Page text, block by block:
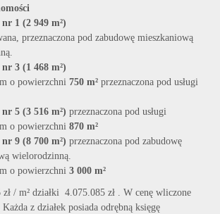
nr 1 (2 949 m²)
przeznaczona pod zabudowę mieszkaniową
nr 3 (1 468 m²)
o powierzchni 750 m² przeznaczona pod usługi
nr 5 (3 516 m²) przeznaczona pod usługi
o powierzchni 870 m²
nr 9 (8 700 m²) przeznaczona pod zabudowę
wielorodzinną.
o powierzchni 3 000 m²
/ m² działki 4.075.085 zł . W cenę wliczone
z działek posiada odrębną księgę